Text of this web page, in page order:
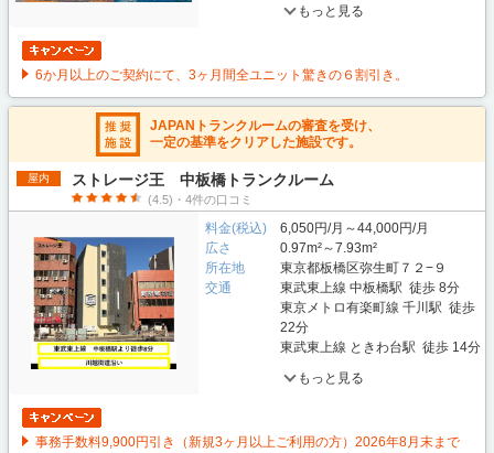
もっと見る
6か月以上のご契約にて、3ヶ月間全ユニット驚きの６割引き。
JAPANトランクルームの審査を受け、
一定の基準をクリアした施設です。
屋内 ストレージ王 中板橋トランクルーム
(4.5)・4件の口コミ
料金(税込)
6,050円/月～44,000円/月
広さ
0.97m²～7.93m²
所在地
東京都板橋区弥生町７２−９
交通
東武東上線 中板橋駅 徒歩 8分
東京メトロ有楽町線 千川駅 徒歩
22分
東武東上線 ときわ台駅 徒歩 14分
もっと見る
事務手数料9,900円引き（新規3ヶ月以上ご利用の方）2026年8月末まで